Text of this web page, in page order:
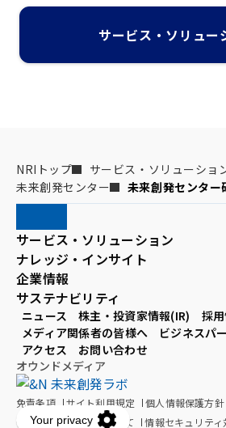
サービス・ソリュー
NRIトップ
サービス・ソリューショ
未来創発センター
未来創発センター
サービス・ソリューション
ナレッジ・インサイト
企業情報
サステナビリティ
ニュース 株主・投資家情報(IR)
採
メディア関係者の皆様へ
ビジネスパ
アクセス
お問い合わせ
オウンドメディア
免責条項 サイト利用規定
個人情報保護方針
個人情報の取扱いについて
情報セキュリテ